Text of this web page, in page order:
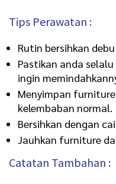
Tips Perawatan :
Rutin bersihkan
Pastikan anda
ingin
Menyimpan
kelembaban normal.
Bersihkan dengan
Jauhkan furniture
Catatan Tambahan :